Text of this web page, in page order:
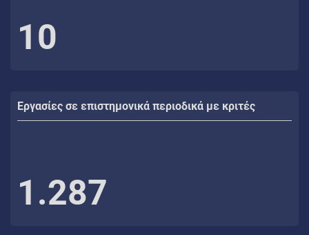
10
Εργασίες σε επιστημονικά περιοδικά με κριτές
1.287